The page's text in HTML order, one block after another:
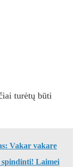
turėtų būti
Vakar vakare
spindinti! Laimei